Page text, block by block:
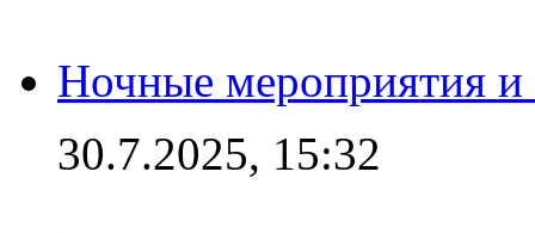
Ночные мероприятия и
30.7.2025, 15:32